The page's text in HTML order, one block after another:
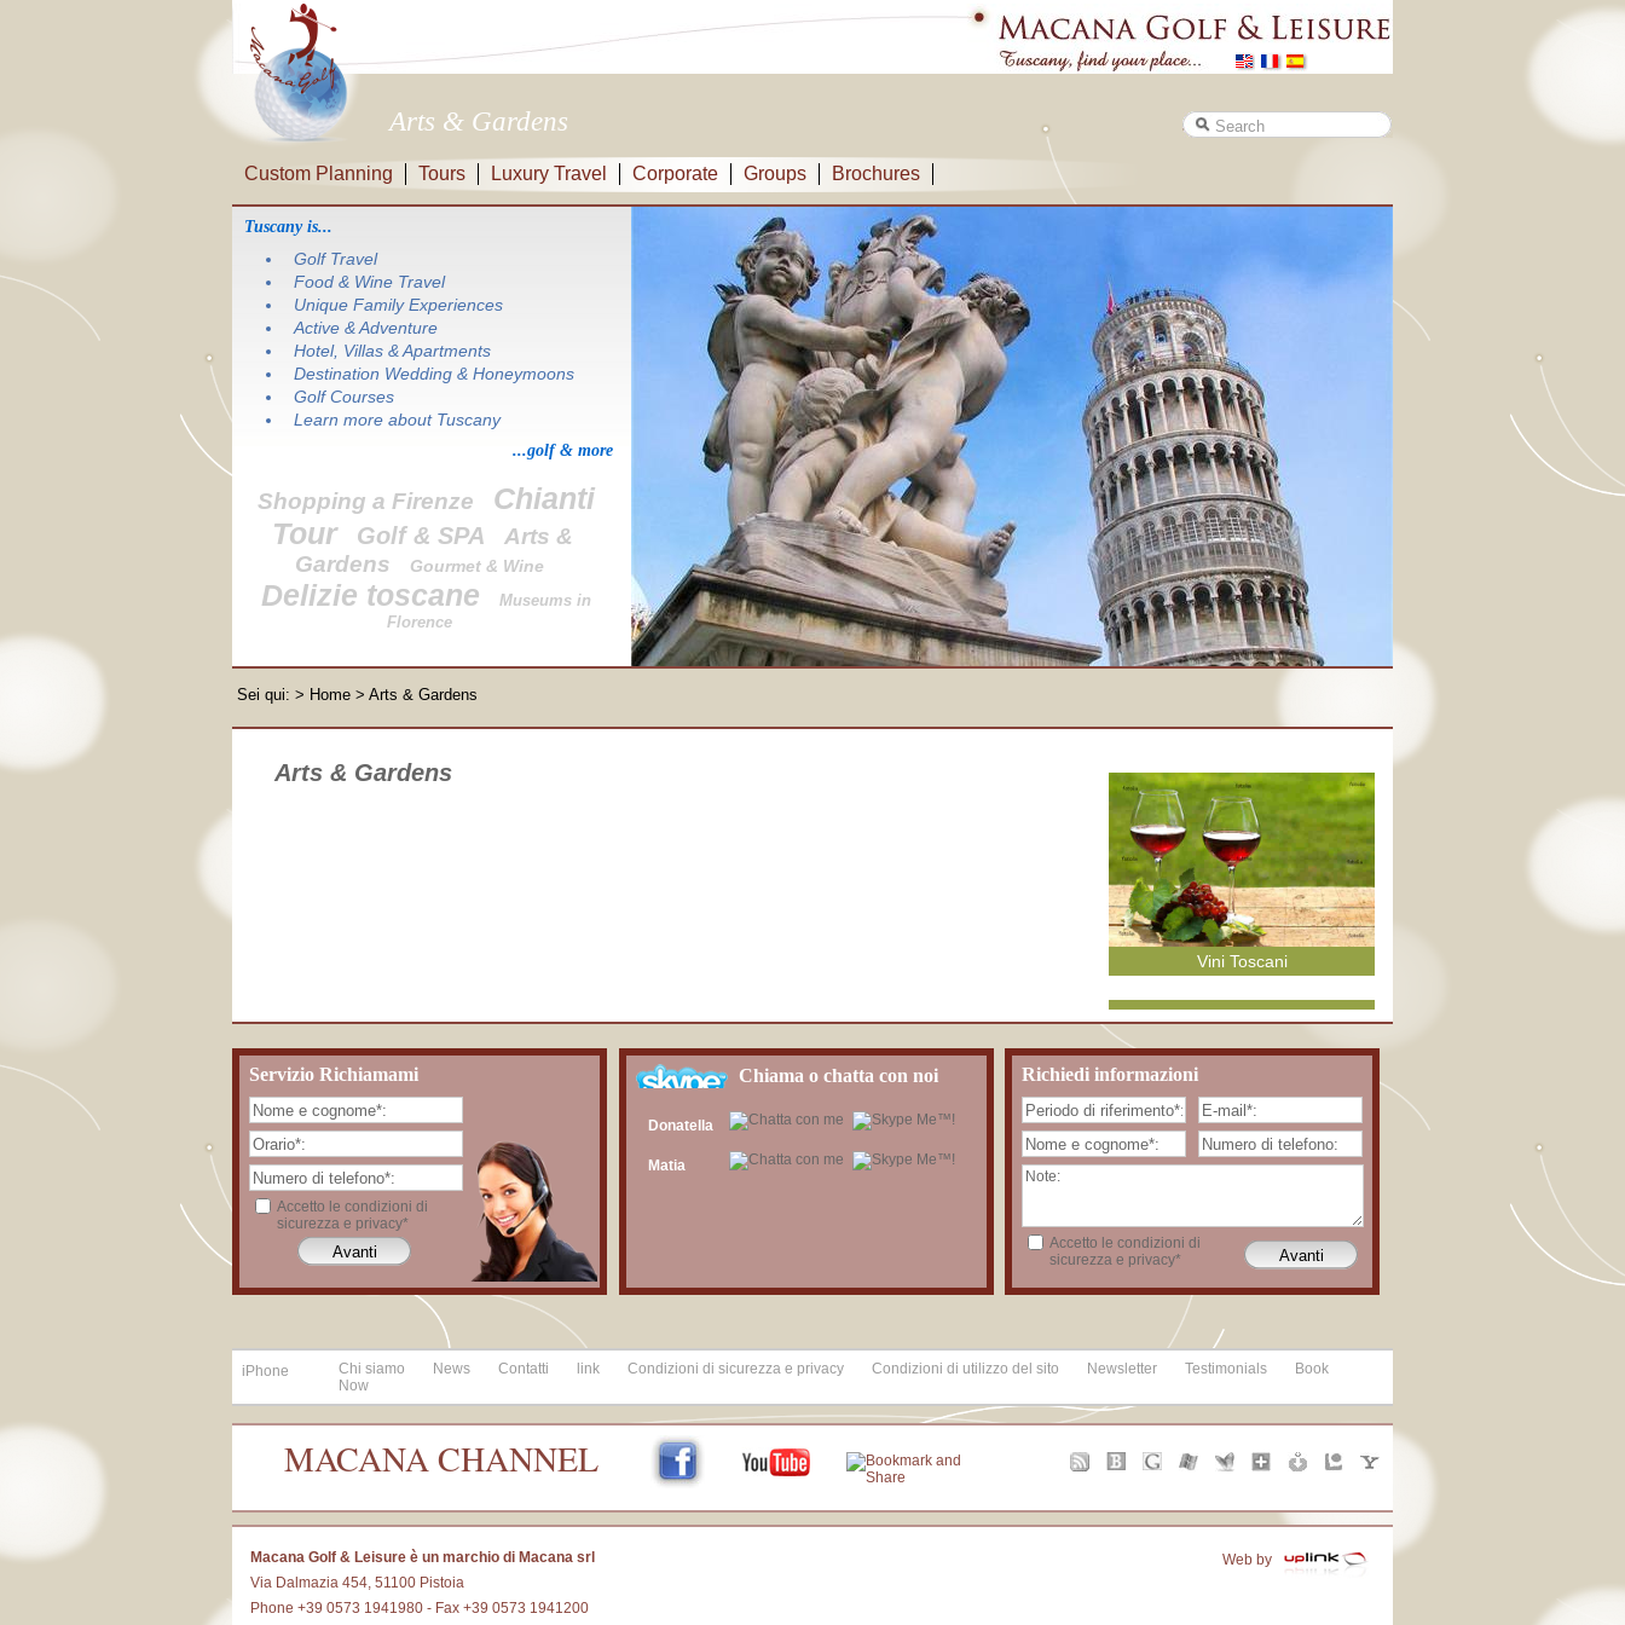
Arts & Gardens
Custom Planning Tours Luxury Travel Corporate Groups Brochures
Tuscany is...
Golf Travel
Food & Wine Travel
Unique Family Experiences
Active & Adventure
Hotel, Villas & Apartments
Destination Wedding & Honeymoons
Golf Courses
Learn more about Tuscany
...golf & more
Shopping a Firenze
Chianti
Tour
Golf & SPA
Arts &
Gardens
Gourmet & Wine
Delizie toscane
Museums in
Florence
Sei qui: > Home > Arts & Gardens
Arts & Gardens
Vini Toscani
Servizio Richiamami
Accetto le condizioni di
sicurezza e privacy*
Chiama o chatta con noi
Donatella
Matia
Richiedi informazioni
Accetto le condizioni di
sicurezza e privacy*
iPhone Chi siamo News Contatti link Condizioni di sicurezza e privacy Condizioni di utilizzo del sito Newsletter Testimonials
Book
Now
MACANA CHANNEL
Web by
Macana Golf & Leisure è un marchio di Macana srl
Via Dalmazia 454, 51100 Pistoia
Phone +39 0573 1941980 - Fax +39 0573 1941200